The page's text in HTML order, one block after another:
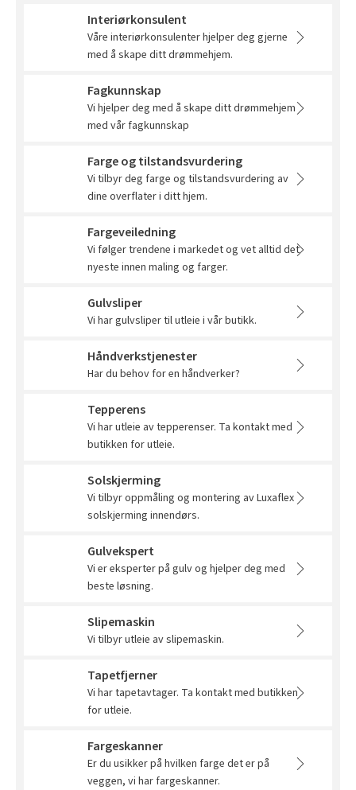
Inspirasjon
Populære beige farger
Finn din butikk
Hjemlevering
Legge klikkvinyl
Vår YouTube-kanal
Finn din butikk
Hjemlevering
Book interiørkonsulent
MÅNEDENS GULV I AUGUST:
Tarkett Shade Eik Soft Beige Parkett
Book interiørkonsulent
Hjemlevering
Book interiørkonsulent
Slik gjør du uteplassen klar – se tips og bli inspirert
Beise terrasse
Book interiørkonsulent
Book interiørkonsulent
Interiørkonsulent
Våre interiørkonsulenter hjelper deg gjerne
med å skape ditt drømmehjem.
Fagkunnskap
Vi hjelper deg med å skape ditt drømmehjem
med vår fagkunnskap
Farge og tilstandsvurdering
Vi tilbyr deg farge og tilstandsvurdering av
dine overflater i ditt hjem.
Fargeveiledning
Vi følger trendene i markedet og vet alltid det
nyeste innen maling og farger.
Gulvsliper
Vi har gulvsliper til utleie i vår butikk.
Håndverkstjenester
Har du behov for en håndverker?
Tepperens
Vi har utleie av tepperenser. Ta kontakt med
butikken for utleie.
Solskjerming
Vi tilbyr oppmåling og montering av Luxaflex
solskjerming innendørs.
Gulvekspert
Vi er eksperter på gulv og hjelper deg med
beste løsning.
Slipemaskin
Vi tilbyr utleie av slipemaskin.
Tapetfjerner
Vi har tapetavtager. Ta kontakt med butikken
for utleie.
Fargeskanner
Er du usikker på hvilken farge det er på
veggen, vi har fargeskanner.